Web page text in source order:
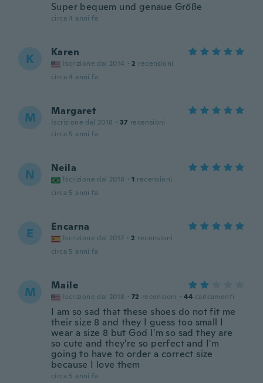
Super bequem und genaue Größe
circa 4 anni fa
K Karen
Iscrizione dal 2014 · 2 recensioni
circa 4 anni fa
M Margaret
Iscrizione dal 2018 · 37 recensioni
circa 5 anni fa
N Neila
Iscrizione dal 2018 · 1 recensioni
circa 5 anni fa
E Encarna
Iscrizione dal 2017 · 2 recensioni
circa 5 anni fa
M Maile
Iscrizione dal 2018 · 72 recensioni · 44 caricamenti
I am so sad that these shoes do not fit me
their size 8 and they I guess too small I
wear a size 8 but God I'm so sad they are
so cute and they're so perfect and I'm
going to have to order a correct size
because I love them
circa 5 anni fa